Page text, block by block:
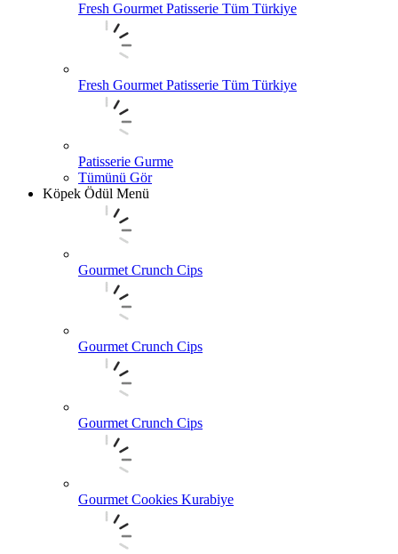
Fresh Gourmet Patisserie Tüm Türkiye
Fresh Gourmet Patisserie Tüm Türkiye
Patisserie Gurme
Tümünü Gör
Köpek Ödül Menü
Gourmet Crunch Cips
Gourmet Crunch Cips
Gourmet Crunch Cips
Gourmet Cookies Kurabiye